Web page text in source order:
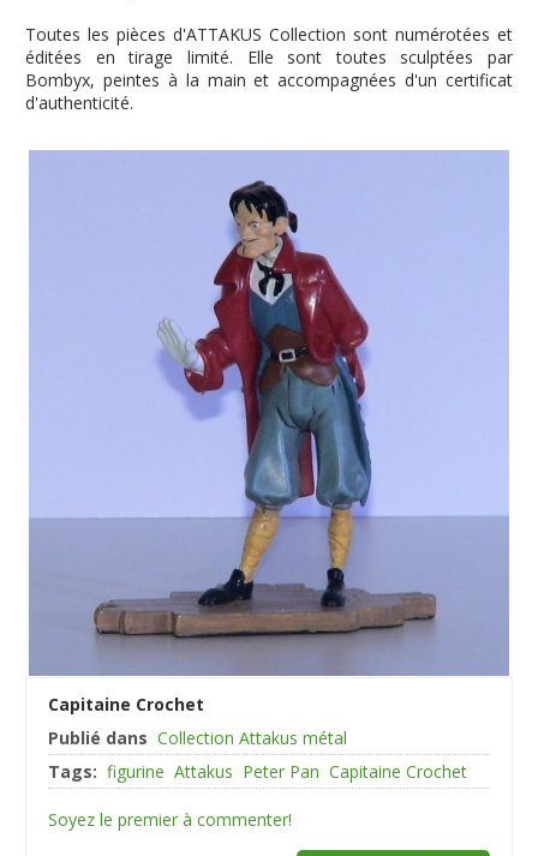
Toutes les pièces d'ATTAKUS Collection sont numérotées et
éditées en tirage limité. Elle sont toutes sculptées par
Bombyx, peintes à la main et accompagnées d'un certificat
d'authenticité.
Capitaine Crochet
Publié dans Collection Attakus métal
Tags: figurine Attakus Peter Pan Capitaine Crochet
Soyez le premier à commenter!